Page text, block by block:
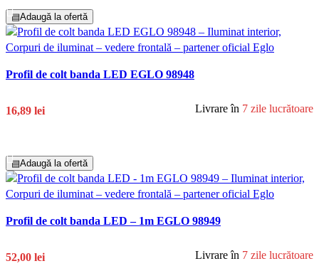
▤Adaugă la ofertă
Profil de colt banda LED EGLO 98948
16,89 lei Livrare în 7 zile lucrătoare
▤Adaugă la ofertă
Profil de colt banda LED – 1m EGLO 98949
52,00 lei Livrare în 7 zile lucrătoare